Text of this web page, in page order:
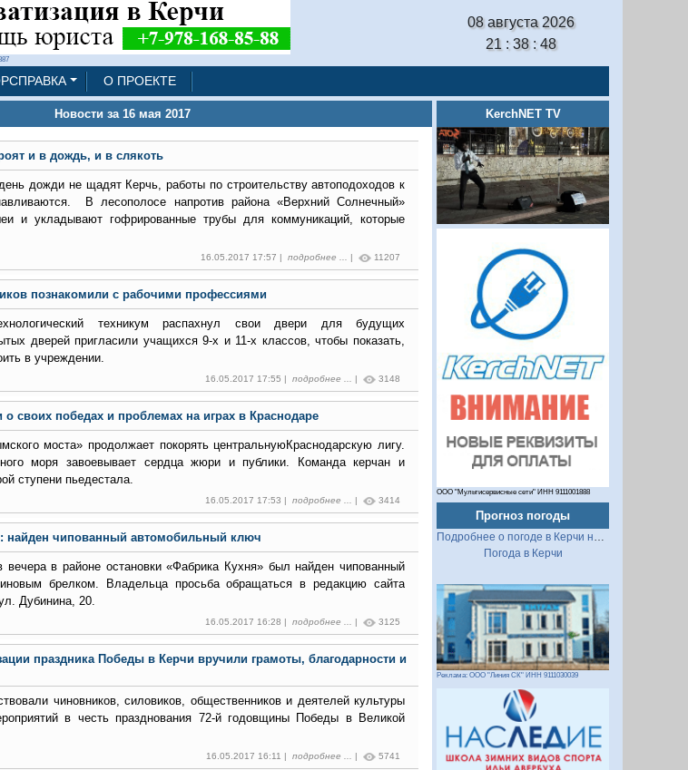
08 августа 2026
21 : 38 : 49
О ПРОЕКТЕ
Новости за 16 мая 2017
и в дождь, и в слякоть
дожди не щадят Керчь, работы по строительству автоподоходов к
В лесополосе напротив района «Верхний Солнечный»
и укладывают гофрированные трубы для коммуникаций, которые
16.05.2017 17:57 | подробнее ... | 11207
познакомили с рабочими профессиями
техникум распахнул свои двери для будущих
дверей пригласили учащихся 9-х и 11-х классов, чтобы показать,
в учреждении.
16.05.2017 17:55 | подробнее ... | 3148
своих победах и проблемах на играх в Краснодаре
моста» продолжает покорять центральнуюКраснодарскую лигу.
моря завоевывает сердца жюри и публики. Команда керчан и
ступени пьедестала.
16.05.2017 17:53 | подробнее ... | 3414
найден чипованный автомобильный ключ
вечера в районе остановки «Фабрика Кухня» был найден чипованный
брелком. Владельца просьба обращаться в редакцию сайта
Дубинина, 20.
16.05.2017 16:28 | подробнее ... | 3125
праздника Победы в Керчи вручили грамоты, благодарности и
чиновников, силовиков, общественников и деятелей культуры
в честь празднования 72-й годовщины Победы в Великой
16.05.2017 16:11 | подробнее ... | 5741
KerchNET TV
ООО "Мультисервисные сети" ИНН 9111001888
Прогноз погоды
Подробнее о погоде в Керчи на 2 недели
Погода в Керчи
Реклама: ООО "Линия СК" ИНН 9111030039